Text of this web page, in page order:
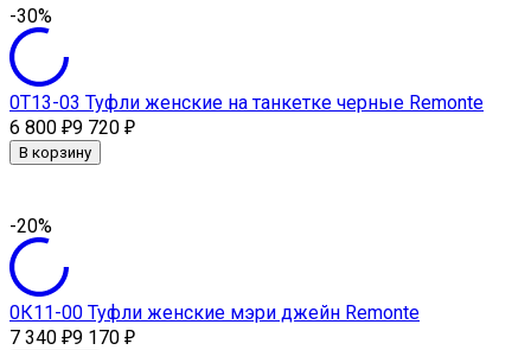
-30%
0Т13-03 Туфли женские на танкетке черные Remonte
6 800 ₽9 720 ₽
В корзину
-20%
0К11-00 Туфли женские мэри джейн Remonte
7 340 ₽9 170 ₽